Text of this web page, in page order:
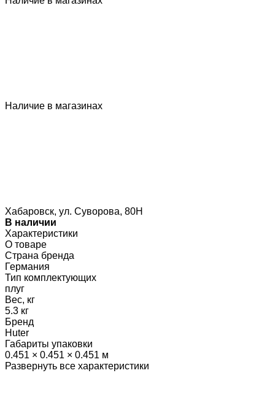
Наличие в магазинах
Хабаровск, ул. Суворова, 80Н
В наличии
Характеристики
О товаре
Страна бренда
Германия
Тип комплектующих
плуг
Вес, кг
5.3 кг
Бренд
Huter
Габариты упаковки
0.451 × 0.451 × 0.451 м
Развернуть все характеристики